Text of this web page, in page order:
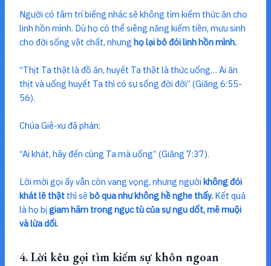
Người có tâm trí biếng nhác sẽ không tìm kiếm thức ăn cho
linh hồn mình. Dù họ có thể siêng năng kiếm tiền, mưu sinh
cho đời sống vật chất, nhưng họ lại bỏ đói linh hồn mình.
“Thịt Ta thật là đồ ăn, huyết Ta thật là thức uống… Ai ăn
thịt và uống huyết Ta thì có sự sống đời đời” (Giăng 6:55-
56).
Chúa Giê-xu đã phán:
“Ai khát, hãy đến cùng Ta mà uống” (Giăng 7:37).
Lời mời gọi ấy vẫn còn vang vọng, nhưng người không đói
khát lẽ thậtthì sẽ bỏ qua như không hề nghe thấy.Kết quả
là họ bị giam hãm trong ngục tù của sự ngu dốt, mê muội
và lừa dối.
4. Lời kêu gọi tìm kiếm sự khôn ngoan